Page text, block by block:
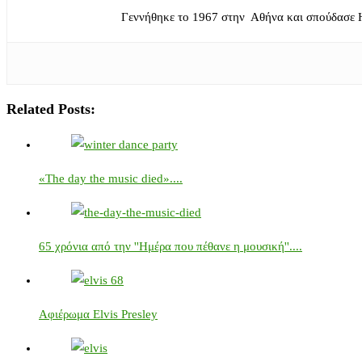
Γεννήθηκε το 1967 στην Αθήνα και σπούδασε
Related Posts:
«The day the music died»....
65 χρόνια από την ''Ημέρα που πέθανε η μουσική''....
Αφιέρωμα Elvis Presley